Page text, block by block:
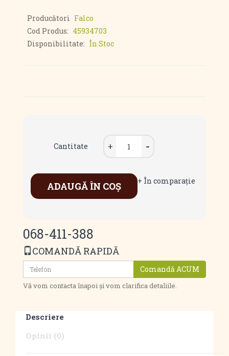
Producători Falco
Cod Produs: 45934703
Disponibilitate: În Stoc
Cantitate
ADAUGĂ ÎN COŞ + În comparaţie
068-411-388
COMANDĂ RAPIDĂ
Comandă ACUM
Vă vom contacta înapoi și vom clarifica detaliile.
Descriere
Opinii (0)